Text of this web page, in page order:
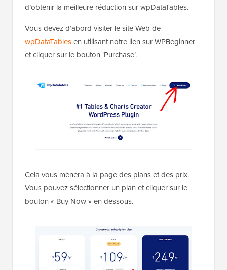
d’obtenir la meilleure réduction sur wpDataTables.
Vous devez d’abord visiter le site Web de
wpDataTablesen utilisant notre lien sur WPBeginner
et cliquer sur le bouton ‘Purchase’.
Cela vous mènera à la page des plans et des prix.
Vous pouvez sélectionner un plan et cliquer sur le
bouton « Buy Now » en dessous.